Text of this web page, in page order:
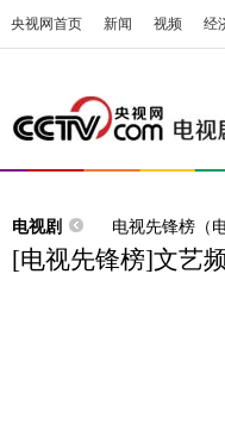
央视网首页 新闻 视频 经
电视剧 电视先锋榜（
[电视先锋榜]文艺